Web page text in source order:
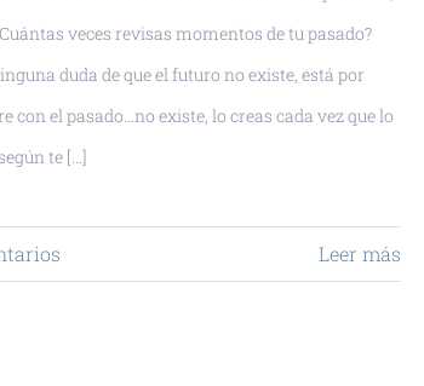
veces revisas momentos de tu pasado?
duda de que el futuro no existe, está por
con el pasado…no existe, lo creas cada vez que lo
te [...]
Leer más